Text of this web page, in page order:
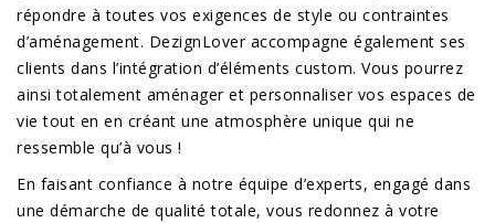
répondre à toutes vos exigences de style ou contraintes
d’aménagement. DezignLover accompagne également ses
clients dans l’intégration d’éléments custom. Vous pourrez
ainsi totalement aménager et personnaliser vos espaces de
vie tout en en créant une atmosphère unique qui ne
ressemble qu’à vous !
En faisant confiance à notre équipe d’experts, engagé dans
une démarche de qualité totale, vous redonnez à votre